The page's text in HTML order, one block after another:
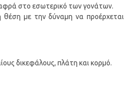
στο εσωτερικό των γονάτων.
θέση με την δύναμη να προέρχεται
δικεφάλους, πλάτη και κορμό.